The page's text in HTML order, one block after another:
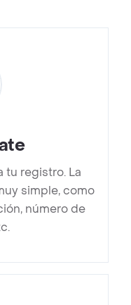
tu registro. La
simple, como
número de